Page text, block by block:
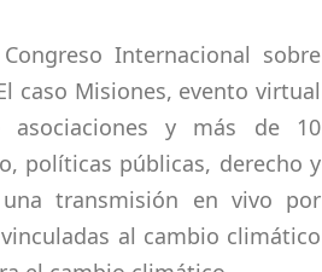
Internacional sobre
caso Misiones, evento virtual
asociaciones y más de 10
políticas públicas, derecho y
transmisión en vivo por
al cambio climático